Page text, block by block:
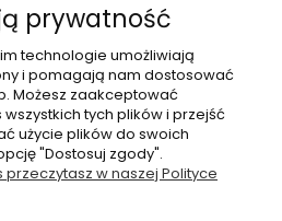
Moje konto
Pomoc
prywatność
technologie umożliwiają
i pomagają nam dostosować
Możesz zaakceptować
tych plików i przejść
użycie plików do swoich
"Dostosuj zgody".
w naszej Polityce